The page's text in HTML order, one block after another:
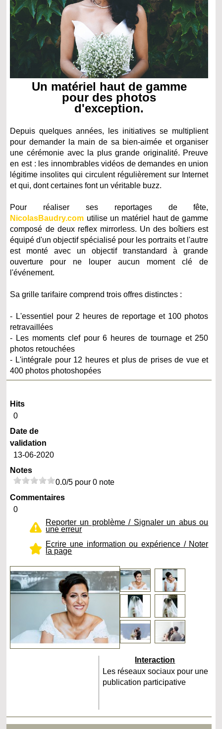
Un matériel haut de gamme
pour des photos
d'exception.
Depuis quelques années, les initiatives se multiplient
pour demander la main de sa bien-aimée et organiser
une cérémonie avec la plus grande originalité. Preuve
en est : les innombrables vidéos de demandes en union
légitime insolites qui circulent régulièrement sur Internet
et qui, dont certaines font un véritable buzz.
Pour réaliser ses reportages de fête,
NicolasBaudry.com utilise un matériel haut de gamme
composé de deux reflex mirrorless. Un des boîtiers est
équipé d'un objectif spécialisé pour les portraits et l'autre
est monté avec un objectif transtandard à grande
ouverture pour ne louper aucun moment clé de
l'événement.
Sa grille tarifaire comprend trois offres distinctes :
- L'essentiel pour 2 heures de reportage et 100 photos
retravaillées
- Les moments clef pour 6 heures de tournage et 250
photos retouchées
- L'intégrale pour 12 heures et plus de prises de vue et
400 photos photoshopées
Hits
0
Date de
validation
13-06-2020
Notes
0.0/5 pour 0 note
Commentaires
0
Reporter un problème / Signaler un abus ou
une erreur
Ecrire une information ou expérience / Noter
la page
Interaction
Les réseaux sociaux pour une
publication participative